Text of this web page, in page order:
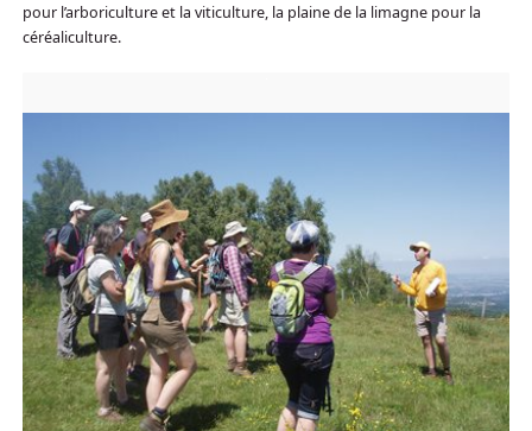
pour l’arboriculture et la viticulture, la plaine de la limagne pour la
céréaliculture.